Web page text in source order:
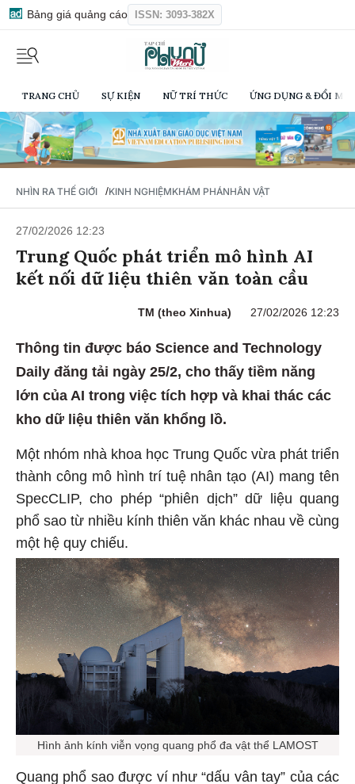
Bảng giá quảng cáo ISSN: 3093-382X
TRANG CHỦ SỰ KIỆN NỮ TRÍ THỨC ỨNG DỤNG & ĐỔI
NHÌN RA THẾ GIỚI /KINH NGHIỆMKHÁM PHÁNHÂN VẬT
27/02/2026 12:23
Trung Quốc phát triển mô hình AI
kết nối dữ liệu thiên văn toàn cầu
TM (theo Xinhua) 27/02/2026 12:23
Thông tin được báo Science and Technology
Daily đăng tải ngày 25/2, cho thấy tiềm năng
lớn của AI trong việc tích hợp và khai thác các
kho dữ liệu thiên văn khổng lồ.
Một nhóm nhà khoa học Trung Quốc vừa phát triển
thành công mô hình trí tuệ nhân tạo (AI) mang tên
SpecCLIP, cho phép “phiên dịch” dữ liệu quang
phổ sao từ nhiều kính thiên văn khác nhau về cùng
một hệ quy chiếu.
Hình ảnh kính viễn vọng quang phổ đa vật thể LAMOST
Quang phổ sao được ví như “dấu vân tay” của các